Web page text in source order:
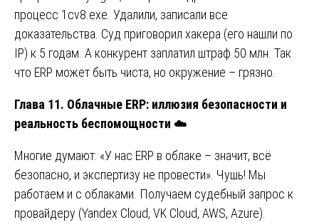
процесс 1cv8.exe. Удалили, записали все
доказательства. Суд приговорил хакера (его нашли по
IP) к 5 годам. А конкурент заплатил штраф 50 млн. Так
что ERP может быть чиста, но окружение – грязно.
Глава 11. Облачные ERP: иллюзия безопасности и
реальность беспомощности ☁️
Многие думают: «У нас ERP в облаке – значит, всё
безопасно, и экспертизу не провести». Чушь! Мы
работаем и с облаками. Получаем судебный запрос к
провайдеру (Yandex Cloud, VK Cloud, AWS, Azure).